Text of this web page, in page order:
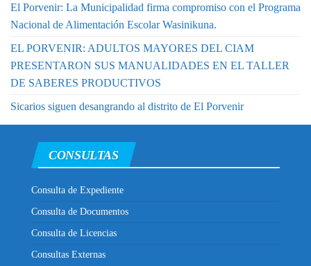
El Porvenir: La Municipalidad firma compromiso con el Programa
Nacional de Alimentación Escolar Wasinikuna.
EL PORVENIR: ADULTOS MAYORES DEL CIAM
PRESENTARON SUS MANUALIDADES EN EL TALLER
DE SABERES PRODUCTIVOS
Sicarios siguen desangrando al distrito de El Porvenir
CONSULTAS
Consulta de Expediente
Consulta de Documentos
Consulta de Licencias
Consultas Externas